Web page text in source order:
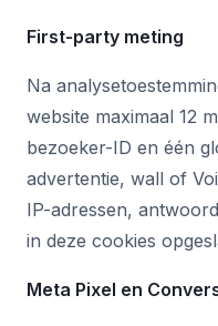
First-party meting
Na
website maximaal 12
bezoeker-ID en één
advertentie, wall of
IP-adressen,
in deze cookies
Meta Pixel en